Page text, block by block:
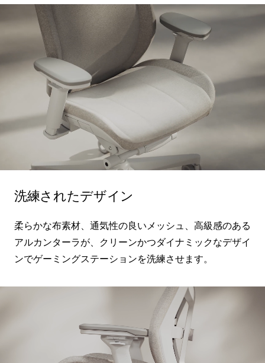
洗練されたデザイン
柔らかな布素材、通気性の良いメッシュ、高級感のある
アルカンターラが、クリーンかつダイナミックなデザイ
ンでゲーミングステーションを洗練させます。